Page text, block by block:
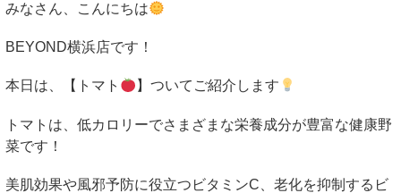
みなさん、こんにちは
BEYOND横浜店です！
本日は、【トマト 】ついてご紹介します
トマトは、低カロリーでさまざまな栄養成分が豊富な健康野
菜です！
美肌効果や風邪予防に役立つビタミンC 、老化を抑制するビ